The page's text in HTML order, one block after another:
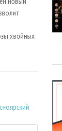
хвойных